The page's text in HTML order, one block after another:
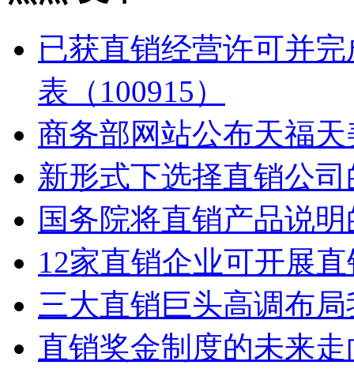
已获直销经营许可并
表（100915）
商务部网站公布天福
新形式下选择直销公
国务院将直销产品说
12家直销企业可开展
三大直销巨头高调布
直销奖金制度的未来走